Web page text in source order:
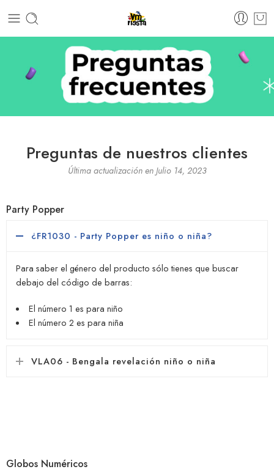
Preguntas de nuestros clientes
Última actualización en Julio 14, 2023
Party Popper
¿FR1030 - Party Popper es niño o niña?
Para saber el género del producto sólo tienes que buscar
debajo del código de barras:
El número 1 es para niño
El número 2 es para niña
VLA06 - Bengala revelación niño o niña
Globos Numéricos